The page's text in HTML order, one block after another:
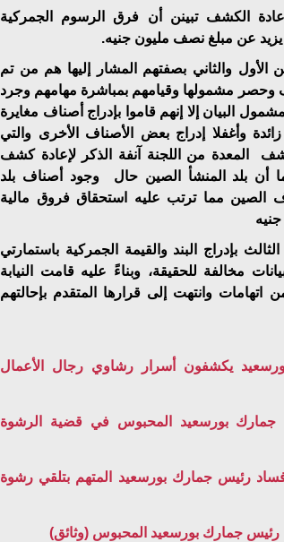
الكشف تبينن أن فرق الرسوم الجمركية
عن مبلغ نصف مليون جنيه.
والثاني بصفتهم المشار إليها هم من تم
وحصر مشمولها وقيامهم بمباشرة مهامهم وجرد
البيان إلا إنهم قاموا بإدراج أصناف مغايرة
وأغفلا إدراج بعض الأصناف الأخرى والتي
المعدة من اللجنة آنفة الذكر لإعادة كشف
أن بلد المنشأ الصين حال وجود أصناف بلد
الصين مما ترتب عليه استحقاق فروق مالية
بإدراج البند والقيمة الجمركية باستمارتي
مخالفة للحقيقة، وبناءً عليه قامت النيابة
اتهامات وانتهت إلى قرارها المتقدم بإحالتهم
يكشفون أسرار رشاوي رجال الأعمال
بورسعيد المحبوس في قضية الرشوة
رئيس جمارك بورسعيد المتهم بتلقي رشوة
رئيس جمارك بورسعيد المحبوس (وثائق)